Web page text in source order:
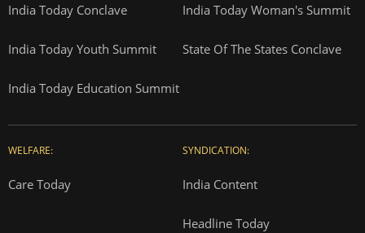
India Today Conclave India Today Woman's Summit
India Today Youth Summit State Of The States Conclave
India Today Education Summit
WELFARE:
Care Today
SYNDICATION:
India Content
Headline Today